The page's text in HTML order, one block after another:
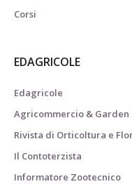
Corsi
EDAGRICOLE
Edagricole
Agricommercio & Garden
Rivista di Orticoltura e
Il Contoterzista
Informatore Zootecnico